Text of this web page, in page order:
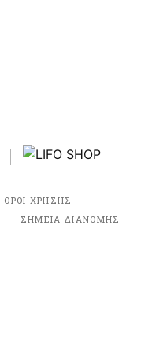
ΟΡΟΙ ΧΡΗΣΗΣ
ΣΗΜΕΙΑ ΔΙΑΝΟΜΗΣ